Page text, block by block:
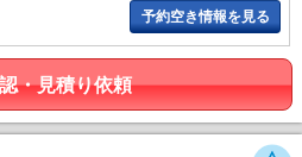
予約空き情報を見る
・見積り依頼